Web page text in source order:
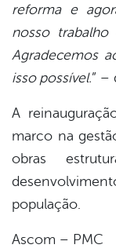
reforma e
nosso
Agradecemos
isso possível.” –
A
marco na
obras
população.
Ascom – PMC